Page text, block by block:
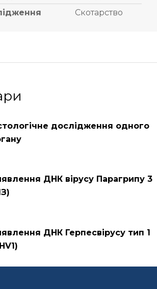
Скотарство
дослідження одного
ДНК вірусу Парагрипу 3
ДНК Герпесвірусу тип 1